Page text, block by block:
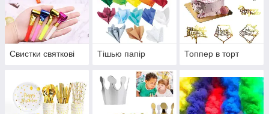
Свистки святкові Тішью папір Топпер в торт